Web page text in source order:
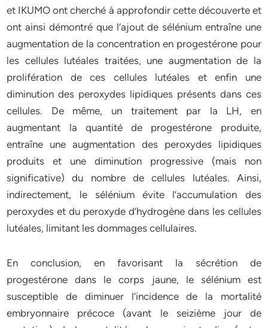
et IKUMO ont cherché à approfondir cette découverte et
ont ainsi démontré que l’ajout de sélénium entraîne une
augmentation de la concentration en progestérone pour
les cellules lutéales traitées, une augmentation de la
prolifération de ces cellules lutéales et enfin une
diminution des peroxydes lipidiques présents dans ces
cellules. De même, un traitement par la LH, en
augmentant la quantité de progestérone produite,
entraîne une augmentation des peroxydes lipidiques
produits et une diminution progressive (mais non
significative) du nombre de cellules lutéales. Ainsi,
indirectement, le sélénium évite l’accumulation des
peroxydes et du peroxyde d’hydrogène dans les cellules
lutéales, limitant les dommages cellulaires.
En conclusion, en favorisant la sécrétion de
progestérone dans le corps jaune, le sélénium est
susceptible de diminuer l’incidence de la mortalité
embryonnaire précoce (avant le seizième jour de